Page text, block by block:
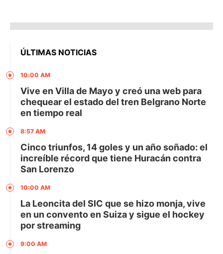
ÚLTIMAS NOTICIAS
10:00 AM
Vive en Villa de Mayo y creó una web para
chequear el estado del tren Belgrano Norte
en tiempo real
8:57 AM
Cinco triunfos, 14 goles y un año soñado: el
increíble récord que tiene Huracán contra
San Lorenzo
10:00 AM
La Leoncita del SIC que se hizo monja, vive
en un convento en Suiza y sigue el hockey
por streaming
9:00 AM